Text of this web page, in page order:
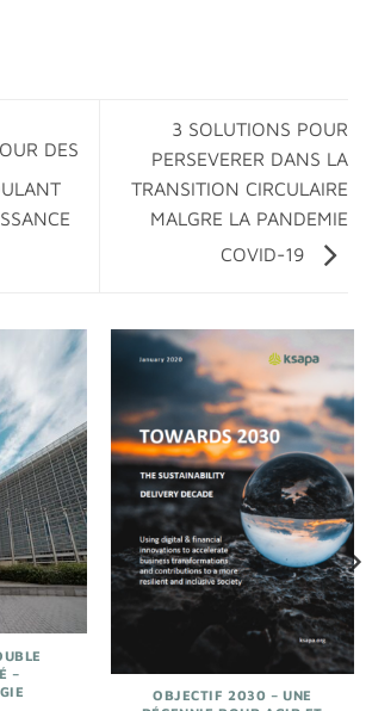
DES
3 SOLUTIONS POUR
PERSEVERER DANS LA
TRANSITION CIRCULAIRE
MALGRE LA PANDEMIE
COVID-19
–
OBJECTIF 2030 – UNE